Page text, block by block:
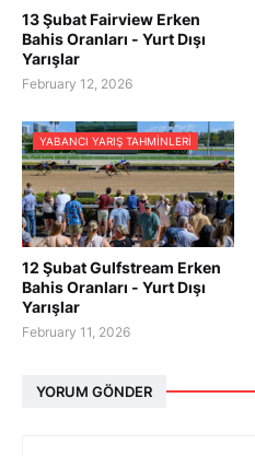
13 Şubat Fairview Erken
Bahis Oranları - Yurt Dışı
Yarışlar
February 12, 2026
YABANCI YARIŞ TAHMINLERI
12 Şubat Gulfstream Erken
Bahis Oranları - Yurt Dışı
Yarışlar
February 11, 2026
YORUM GÖNDER